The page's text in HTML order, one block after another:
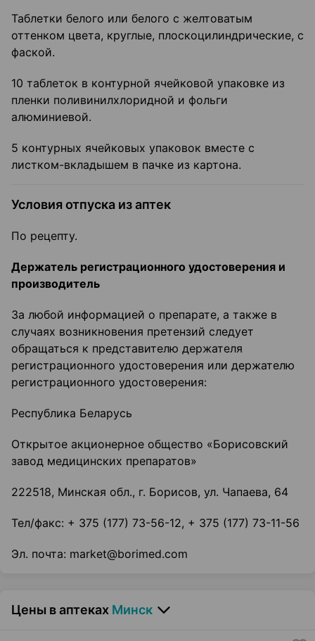
Таблетки белого или белого с желтоватым
оттенком цвета, круглые, плоскоцилиндрические, с
фаской.
10 таблеток в контурной ячейковой упаковке из
пленки поливинилхлоридной и фольги
алюминиевой.
5 контурных ячейковых упаковок вместе с
листком-вкладышем в пачке из картона.
Условия отпуска из аптек
По рецепту.
Держатель регистрационного удостоверения и
производитель
За любой информацией о препарате, а также в
случаях возникновения претензий следует
обращаться к представителю держателя
регистрационного удостоверения или держателю
регистрационного удостоверения:
Республика Беларусь
Открытое акционерное общество «Борисовский
завод медицинских препаратов»
222518, Минская обл., г. Борисов, ул. Чапаева, 64
Тел/факс: + 375 (177) 73-56-12, + 375 (177) 73-11-56
Эл. почта: market@borimed.com
Цены в аптеках Минск